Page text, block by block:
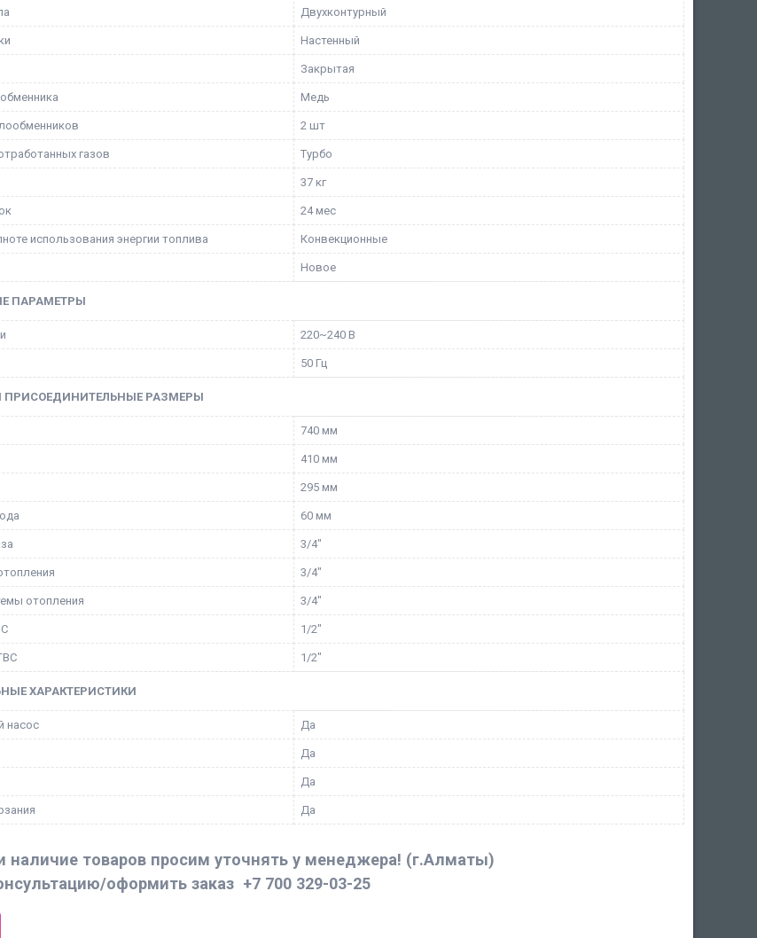
Двухконтурный
Настенный
Закрытая
Медь
2 шт
газов Турбо
37 кг
24 мес
использования энергии топлива Конвекционные
Новое
ПАРАМЕТРЫ
220~240 В
50 Гц
ПРИСОЕДИНИТЕЛЬНЫЕ РАЗМЕРЫ
740 мм
410 мм
295 мм
60 мм
3/4"
3/4"
отопления 3/4"
1/2"
1/2"
ХАРАКТЕРИСТИКИ
насос Да
Да
Да
Да
наличие товаров просим уточнять у менеджера! (г.Алматы)
оформить заказ +7 700 329-03-25